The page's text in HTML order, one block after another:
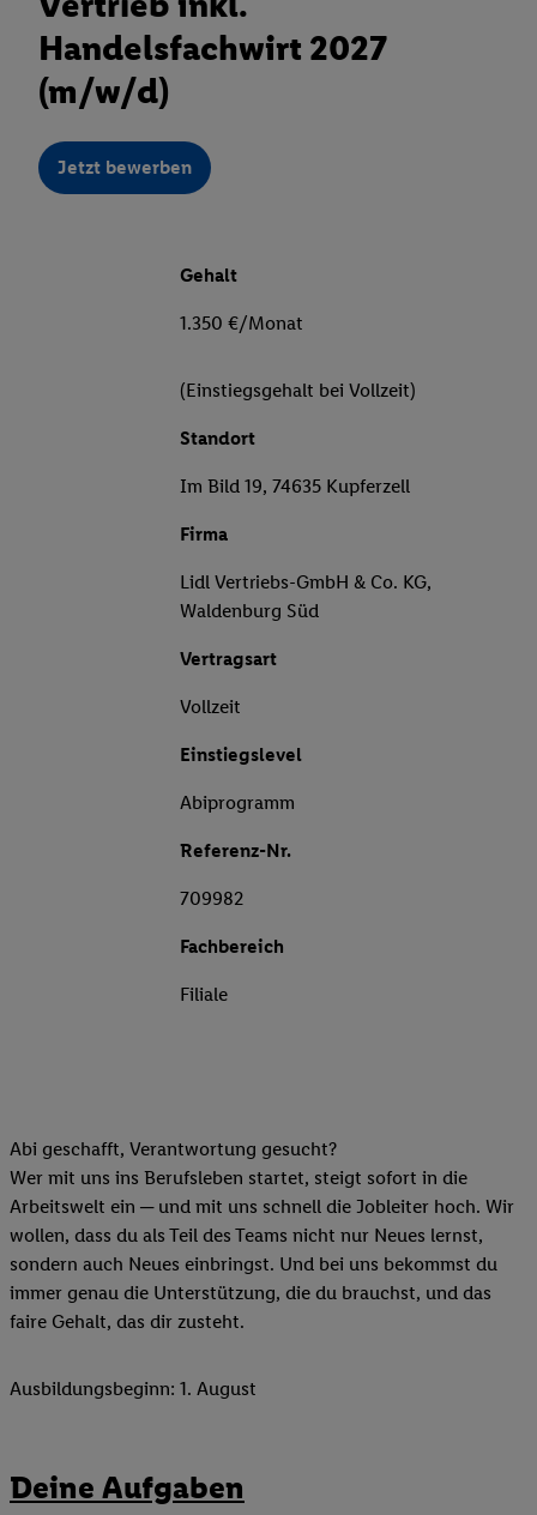
Handelsfachwirt 2027
(m/w/d)
Jetzt bewerben
Gehalt
1.350 €/Monat
(Einstiegsgehalt bei Vollzeit)
Standort
Im Bild 19, 74635 Kupferzell
Firma
Lidl Vertriebs-GmbH & Co. KG,
Waldenburg Süd
Vertragsart
Vollzeit
Einstiegslevel
Abiprogramm
Referenz-Nr.
709982
Fachbereich
Filiale
Abi geschafft, Verantwortung gesucht?
Wer mit uns ins Berufsleben startet, steigt sofort in die
Arbeitswelt ein ─ und mit uns schnell die Jobleiter hoch. Wir
wollen, dass du als Teil des Teams nicht nur Neues lernst,
sondern auch Neues einbringst. Und bei uns bekommst du
immer genau die Unterstützung, die du brauchst, und das
faire Gehalt, das dir zusteht.
Ausbildungsbeginn: 1. August
Deine Aufgaben